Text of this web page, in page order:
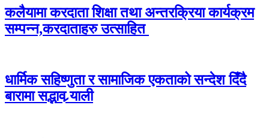
कलैयामा करदाता शिक्षा तथा अन्तरक्रिया कार्यक्रम
सम्पन्न,करदाताहरु उत्साहित
धार्मिक सहिष्णुता र सामाजिक एकताको सन्देश दिँदै
बारामा सद्भाव र्‍याली